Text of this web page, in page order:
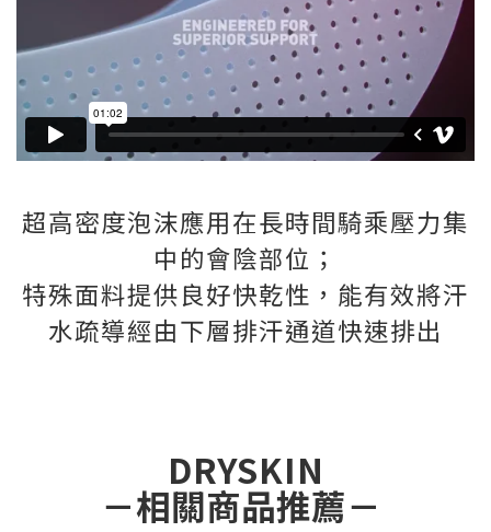
超高密度泡沫應用在長時間騎乘壓力集
中的會陰部位；
特殊面料提供良好快乾性， 能有效將汗
水疏導經由下層排汗通道快速排出
DRYSKIN
－相關商品推薦－